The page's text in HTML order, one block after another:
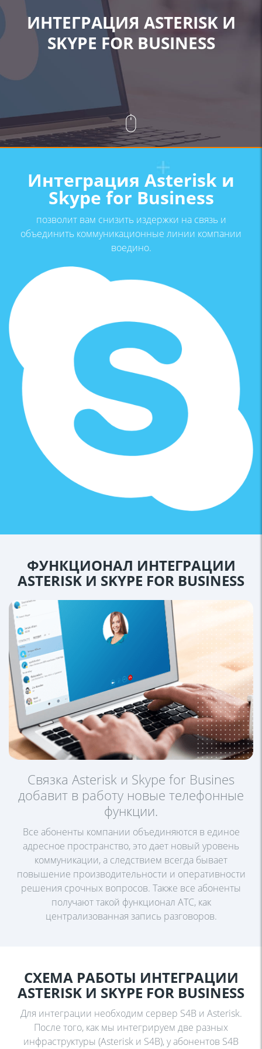
ИНТЕГРАЦИЯ ASTERISK И
SKYPЕ FOR BUSINESS
Интеграция Asterisk и
Skypе for Business
позволит вам снизить издержки на связь и
объединить коммуникационные линии компании
воедино.
ФУНКЦИОНАЛ ИНТЕГРАЦИИ
ASTERISK И SKYPЕ FOR BUSINESS
Связка Asterisk и Skypе for Busines
добавит в работу новые телефонные
функции.
Все абоненты компании объединяются в единое
адресное пространство, это дает новый уровень
коммуникации, а следствием всегда бывает
повышение производительности и оперативности
решения срочных вопросов. Также все абоненты
получают такой функционал АТС, как
централизованная запись разговоров.
СХЕМА РАБОТЫ ИНТЕГРАЦИИ
ASTERISK И SKYPЕ FOR BUSINESS
Для интеграции необходим сервер S4B и Asterisk.
После того, как мы интегрируем две разных
инфраструктуры (Asterisk и S4B), у абонентов S4B